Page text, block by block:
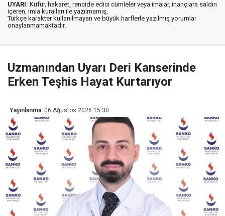
UYARI: Küfür, hakaret, rencide edici cümleler veya imalar, inançlara saldırı
içeren, imla kuralları ile yazılmamış,
Türkçe karakter kullanılmayan ve büyük harflerle yazılmış yorumlar
onaylanmamaktadır.
Uzmanından Uyarı Deri Kanserinde
Erken Teşhis Hayat Kurtarıyor
Yayınlanma: 06 Ağustos 2026 15:30